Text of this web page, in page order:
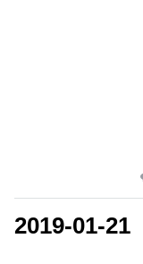
2019-01-21